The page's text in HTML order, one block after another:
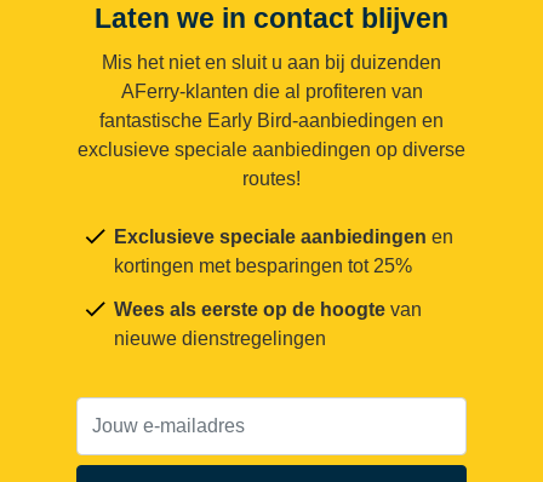
Laten we in contact blijven
Mis het niet en sluit u aan bij duizenden
AFerry-klanten die al profiteren van
fantastische Early Bird-aanbiedingen en
exclusieve speciale aanbiedingen op diverse
routes!
Exclusieve speciale aanbiedingen en
kortingen met besparingen tot 25%
Wees als eerste op de hoogte van
nieuwe dienstregelingen